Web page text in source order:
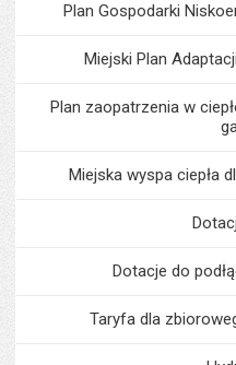
Plan Gospodarki
Miejski Plan
Plan zaopatrzenia w
Miejska wyspa ciepła
Dotacje do
Taryfa dla